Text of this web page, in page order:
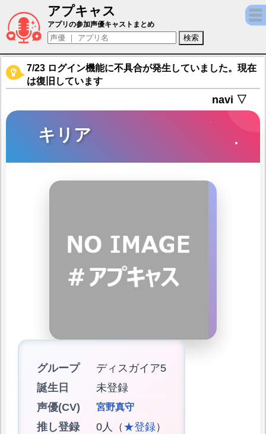
アプキャス
キリア（声優：宮野真守)【【やり込みRPG
アプリの参加声優キャストまとめ
7/23 ログイン機能に不具合が発生していました。現在
は復旧しています
navi ▽
キリア
グループ
ディスガイア5
誕生日
未登録
声優(CV)
宮野真守
推し登録 0人（ ★登録）